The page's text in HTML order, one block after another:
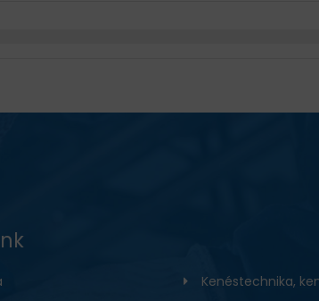
Kenéstechnika,